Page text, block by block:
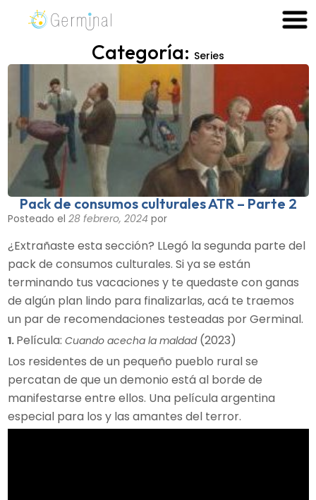
Construimos soluciones para potenciar el trabajo de las
Categoría: Series
Pack de consumos culturales ATR – Parte 2
Posteado el 28 febrero, 2024 por
¿Extrañaste esta sección? LLegó la segunda parte del
pack de consumos culturales. Si ya se están
terminando tus vacaciones y te quedaste con ganas
de algún plan lindo para finalizarlas, acá te traemos
un par de recomendaciones testeadas por Germinal.
1. Película: Cuando acecha la maldad(2023)
Los residentes de un pequeño pueblo rural se
percatan de que un demonio está al borde de
manifestarse entre ellos. Una película argentina
especial para los y las amantes del terror.